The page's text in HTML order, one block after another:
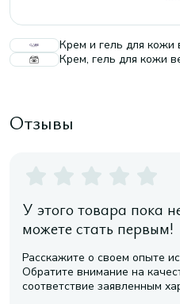
Крем и гель для кожи
Крем, гель для кожи
Отзывы
У этого товара пока
можете стать первым!
Расскажите о своем опыте
Обратите внимание на
соответствие заявленным